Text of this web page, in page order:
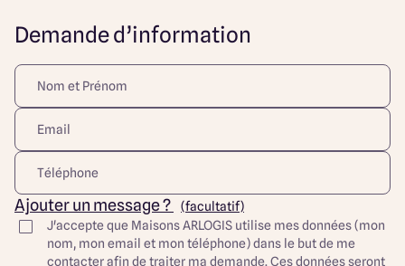
pour se retrouver en famille ou recevoir des amis.
est parfait pour ceux qui recherchent un espace de vie
généreux tout en optimisant leur budget.
N'attendez plus et étudions ensemble votre projet de
construction !
Découvrez toutes nos offres et réalisations ARLOGIS sur
notre site Internet. Visuel d'illustration. Le modèle est
totalement adaptable à vos envies et besoins et
personnalisable grâce à de nombreuses options de
finition. Nous consulter pour plus d’informations. Le prix
Demande d’information
Ajouter un message ?
(facultatif)
J'accepte que Maisons ARLOGIS utilise mes données (mon
nom, mon email et mon téléphone) dans le but de me
contacter afin de traiter ma demande. Ces données seront